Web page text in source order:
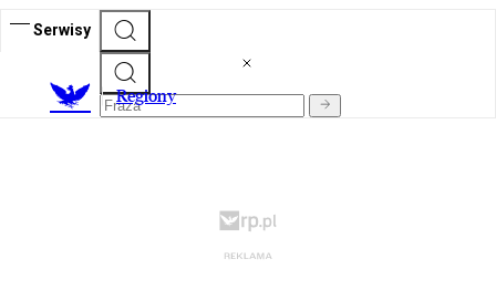
Serwisy
Regiony